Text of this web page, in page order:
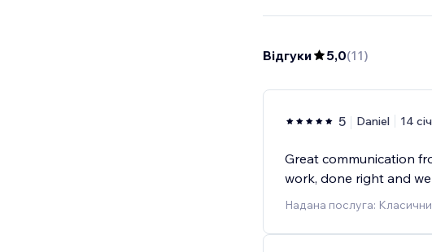
Відгуки 5,0(11)
5 Daniel 14
Great communication
work, done right and
Надана послуга: